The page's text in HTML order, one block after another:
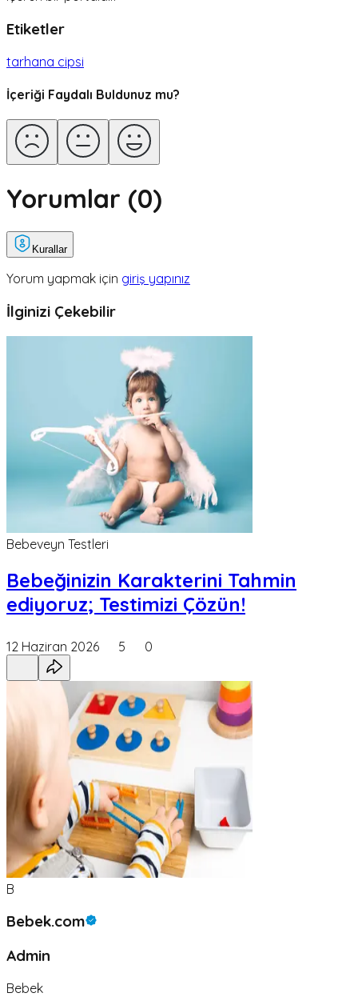
Etiketler
tarhana cipsi
İçeriği Faydalı Buldunuz mu?
Yorumlar (0)
Kurallar
Yorum yapmak için giriş yapınız
İlginizi Çekebilir
Bebeveyn Testleri
Bebeğinizin Karakterini Tahmin
ediyoruz; Testimizi Çözün!
12 Haziran 2026 5 0
B
Bebek.com
Admin
Bebek